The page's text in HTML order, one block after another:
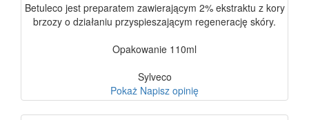
Betuleco jest preparatem zawierającym 2% ekstraktu z kory
brzozy o działaniu przyspieszającym regenerację skóry.
Opakowanie 110ml
Sylveco
Pokaż Napisz opinię